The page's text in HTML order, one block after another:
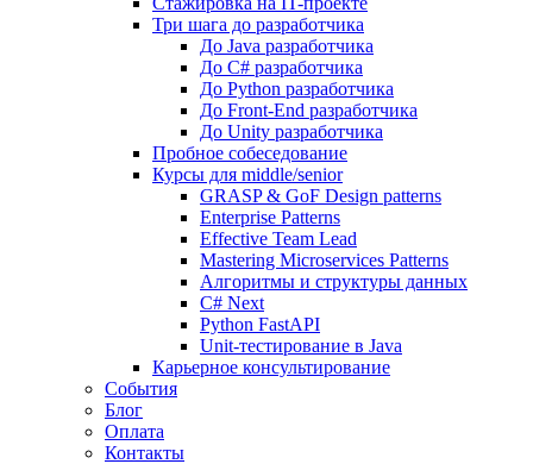
Три шага до разработчика
До Java разработчика
До C# разработчика
До Python разработчика
До Front-End разработчика
До Unity разработчика
Пробное собеседование
Курсы для middle/senior
GRASP & GoF Design patterns
Enterprise Patterns
Effective Team Lead
Mastering Microservices Patterns
Алгоритмы и структуры данных
C# Next
Python FastAPI
Unit-тестирование в Java
Карьерное консультирование
События
Блог
Оплата
Контакты